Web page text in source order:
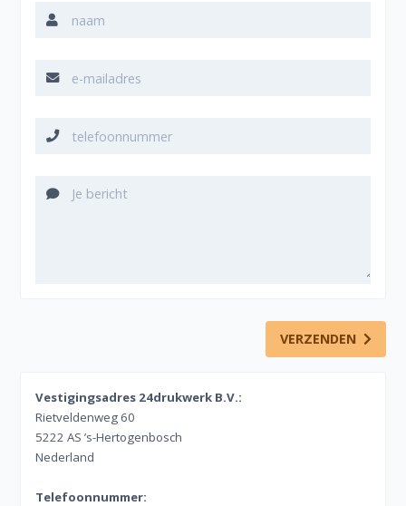
VERZENDEN
Vestigingsadres 24drukwerk B.V.:
Rietveldenweg 60
5222 AS ’s-Hertogenbosch
Nederland
Telefoonnummer: